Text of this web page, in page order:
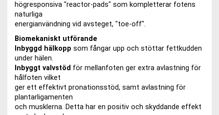
högresponsiva "reactor-pads" som kompletterar fotens
naturliga
energianvändning vid avsteget, "toe-off".
Biomekaniskt utförande
Inbyggd hälkopp som fångar upp och stöttar fettkudden
under hälen.
Inbyggt valvstöd för mellanfoten ger extra avlastning för
hålfoten vilket
ger ett effektivt pronationsstöd, samt avlastning för
plantarligamenten
och musklerna. Detta har en positiv och skyddande effekt